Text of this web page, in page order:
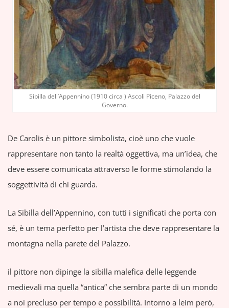
Sibilla dell’Appennino (1910 circa ) Ascoli Piceno, Palazzo del
Governo.
De Carolis è un pittore simbolista, cioè uno che vuole
rappresentare non tanto la realtà oggettiva, ma un’idea, che
deve essere comunicata attraverso le forme stimolando la
soggettività di chi guarda.
La Sibilla dell’Appennino, con tutti i significati che porta con
sé, è un tema perfetto per l’artista che deve rappresentare la
montagna nella parete del Palazzo.
il pittore non dipinge la sibilla malefica delle leggende
medievali ma quella “antica” che sembra parte di un mondo
a noi precluso per tempo e possibilità. Intorno a leim però,